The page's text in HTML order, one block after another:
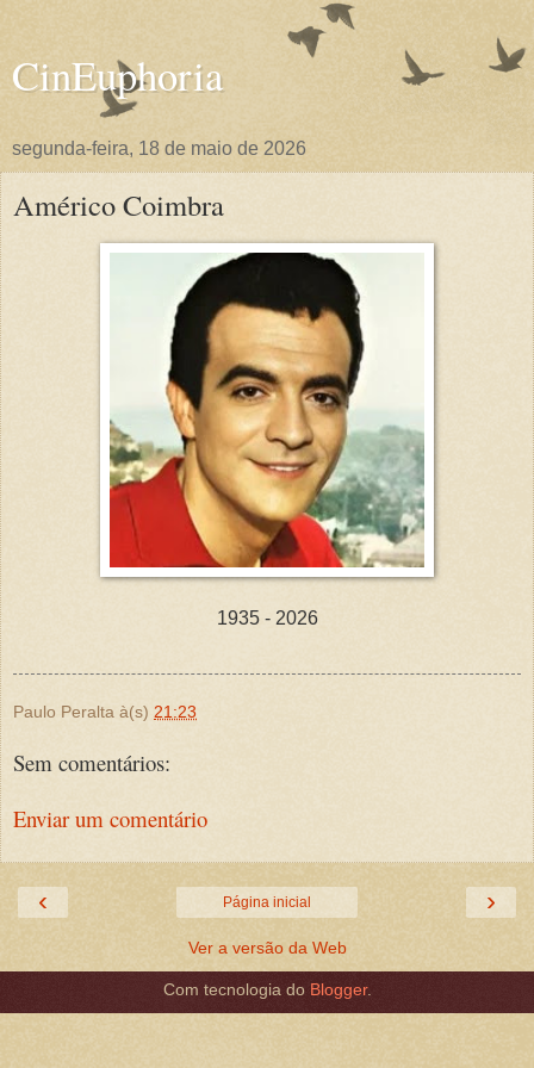
CinEuphoria
segunda-feira, 18 de maio de 2026
Américo Coimbra
1935 - 2026
Paulo Peralta à(s) 21:23
Sem comentários:
Enviar um comentário
‹ ›
Página inicial
Ver a versão da Web
Com tecnologia do Blogger.